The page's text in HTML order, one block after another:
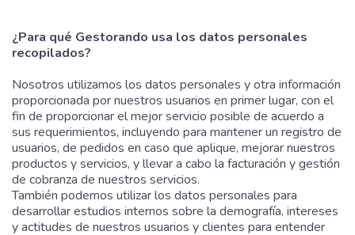
¿Para qué Gestorando usa los datos personales
recopilados?
Nosotros utilizamos los datos personales y otra información
proporcionada por nuestros usuarios en primer lugar, con el
fin de proporcionar el mejor servicio posible de acuerdo a
sus requerimientos, incluyendo para mantener un registro de
usuarios, de pedidos en caso que aplique, mejorar nuestros
productos y servicios, y llevar a cabo la facturación y gestión
de cobranza de nuestros servicios.
También podemos utilizar los datos personales para
desarrollar estudios internos sobre la demografía, intereses
y actitudes de nuestros usuarios y clientes para entender